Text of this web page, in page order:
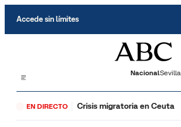
Accede sin límites
NacionalSevilla
EN DIRECTO Crisis migratoria en Ceuta